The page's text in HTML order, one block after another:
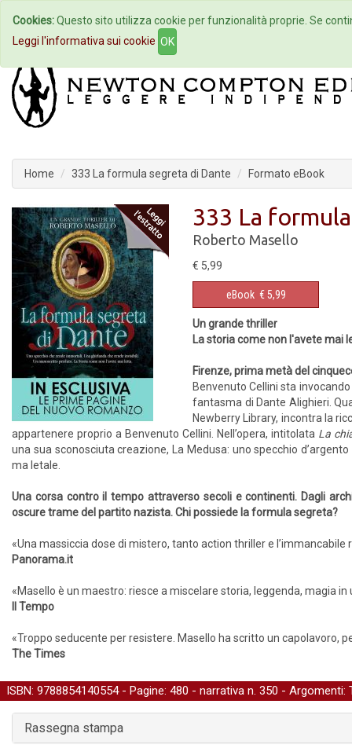
Home Autori Eventi
Home 333 La formula segreta di Dante Formato eBook
333 La
Roberto Masello
€ 5,99
eBook € 5,99
Un grande thriller
La storia come non l'avete mai
Firenze, prima metà del
Benvenuto Cellini sta
fantasma di Dante Alighieri.
Newberry Library, incontra la
appartenere proprio a Benvenuto Cellini. Nell’opera, intitolata La
una sua sconosciuta creazione, La Medusa: uno specchio
ma letale.
Una corsa contro il tempo attraverso secoli e continenti. Dagli
oscure trame del partito nazista. Chi possiede la formula segreta?
«Una massiccia dose di mistero, tanto action thriller e l’immancabile
Panorama.it
«Masello è un maestro: riesce a miscelare storia, leggenda, magia in
Il Tempo
«Troppo seducente per resistere. Masello ha scritto un capolavoro,
The Times
ISBN: 9788854140554 - Pagine: 480 - narrativa n. 350 - Argomenti:
Rassegna stampa
Cookies:Questo sito utilizza cookie per funzionalità proprie. Se
Leggi l'informativa sui cookie OK